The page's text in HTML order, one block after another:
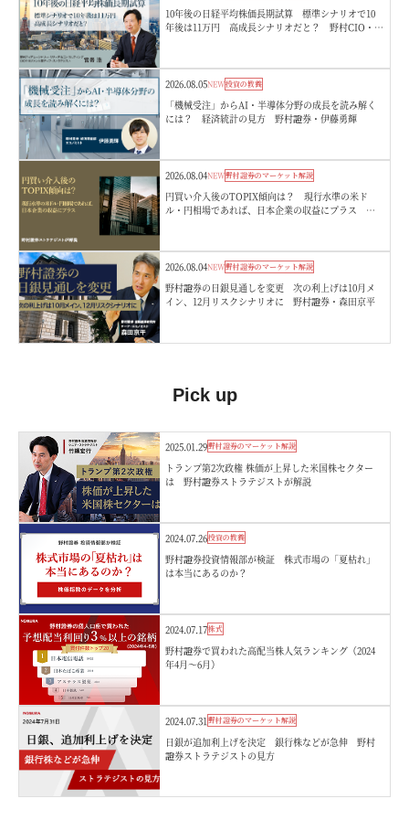
10年後の日経平均株価長期試算 標準シナリオで10
年後は11万円 高成長シナリオだと？ 野村CIO・宮
2026.08.05NEW投資の教養
「機械受注」からAI・半導体分野の成長を読み解く
には？ 経済統計の見方 野村證券・伊藤勇輝
2026.08.04NEW野村證券のマーケット解説
円買い介入後のTOPIX傾向は？ 現行水準の米ド
ル・円相場であれば、日本企業の収益にプラス 野
2026.08.04NEW野村證券のマーケット解説
野村證券の日銀見通しを変更 次の利上げは10月メ
イン、12月リスクシナリオに 野村證券・森田京平
Pick up
2025.01.29野村證券のマーケット解説
トランプ第2次政権 株価が上昇した米国株セクター
は 野村證券ストラテジストが解説
2024.07.26投資の教養
野村證券投資情報部が検証 株式市場の「夏枯れ」
は本当にあるのか？
2024.07.17株式
野村證券で買われた高配当株人気ランキング（2024
年4月～6月）
2024.07.31 野村證券のマーケット解説
日銀が追加利上げを決定 銀行株などが急伸 野村
證券ストラテジストの見方